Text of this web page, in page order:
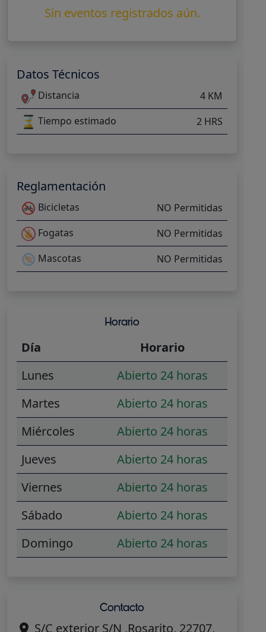
Sin eventos registrados aún.
Datos Técnicos
Distancia
4 KM
Tiempo estimado
2 HRS
Reglamentación
Bicicletas
NO Permitidas
Fogatas
NO Permitidas
Mascotas
NO Permitidas
Horario
Día
Horario
Lunes
Abierto 24 horas
Martes
Abierto 24 horas
Miércoles
Abierto 24 horas
Jueves
Abierto 24 horas
Viernes
Abierto 24 horas
Sábado
Abierto 24 horas
Domingo
Abierto 24 horas
Contacto
S/C exterior S/N ,Rosarito, 22707,